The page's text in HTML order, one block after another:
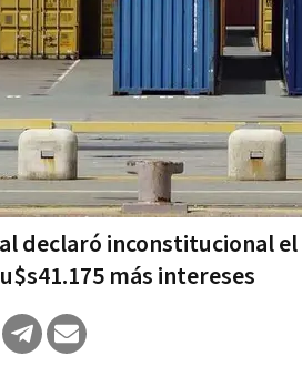
declaró inconstitucional
más intereses